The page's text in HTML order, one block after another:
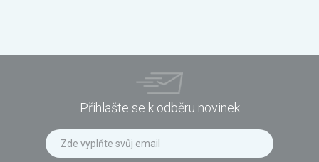
Přihlašte se k odběru novinek